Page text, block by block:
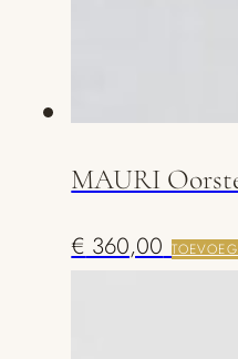
MAURI
€ 360,00